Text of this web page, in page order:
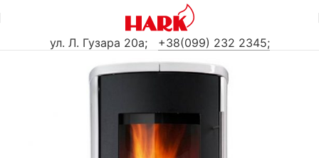
ул. Л. Гузара 20а; +38(099) 232 2345;